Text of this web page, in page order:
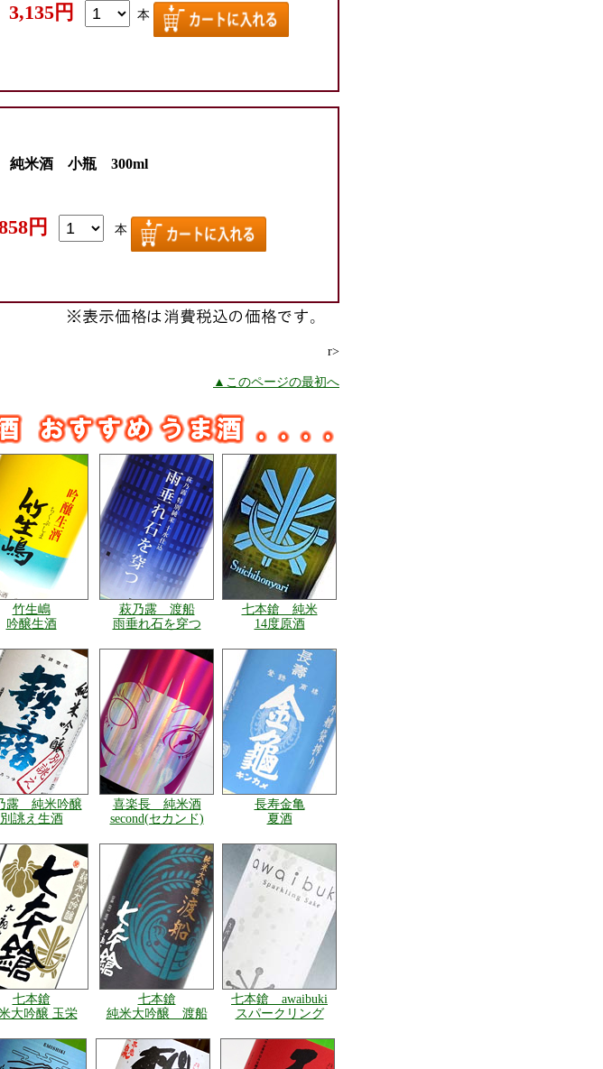
3,135円 本
純米酒 小瓶 300ml
円 本
r>
▲このページの最初へ
竹生嶋
吟醸生酒
萩乃露 渡船
雨垂れ石を穿つ
七本鎗 純米
14度原酒
露 純米吟醸
別誂え生酒
喜楽長 純米酒
second(セカンド)
長寿金亀
夏酒
七本鎗
大吟醸 玉栄
七本鎗
純米大吟醸 渡船
七本鎗 awaibuki
スパークリング